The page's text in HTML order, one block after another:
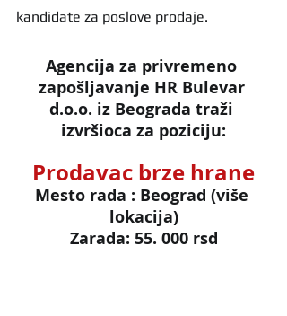
kandidate za poslove prodaje.
Agencija za privremeno
zapošljavanje HR Bulevar
d.o.o. iz Beograda traži
izvršioca za poziciju:
Prodavac brze hrane
Mesto rada : Beograd (više
lokacija)
Zarada: 55. 000 rsd